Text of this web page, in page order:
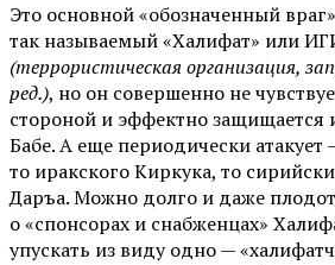
Это основной «обозначенный
так называемый «Халифат» или
(террористическая организация,
ред.), но он совершенно не
стороной и эффектно защищается
Бабе. А еще периодически
то иракского Киркука, то
Даръа. Можно долго и даже
о «спонсорах и снабженцах»
упускать из виду одно —